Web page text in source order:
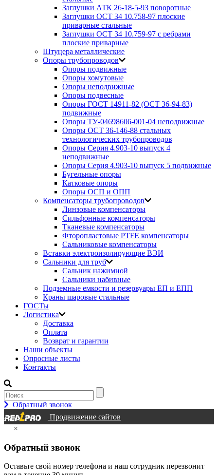
Заглушки АТК 26-18-5-93 поворотные
Заглушки ОСТ 34 10.758-97 плоские
приварные стальные
Заглушки ОСТ 34 10.759-97 с ребрами
плоские приварные
Штуцера металлические
Опоры трубопроводов
Опоры подвижные
Опоры хомутовые
Опоры неподвижные
Опоры подвесные
Опоры ГОСТ 14911-82 (ОСТ 36-94-83)
подвижные
Опоры ТУ-04698606-001-04 неподвижные
Опоры ОСТ 36-146-88 стальных
технологических трубопроводов
Опоры Серия 4.903-10 выпуск 4
неподвижные
Опоры Серия 4.903-10 выпуск 5 подвижные
Бугельные опоры
Катковые опоры
Опоры ОСП и ОПП
Компенсаторы трубопроводов
Линзовые компенсаторы
Сильфонные компенсаторы
Тканевые компенсаторы
Фторопластовые PTFE компенсаторы
Сальниковые компенсаторы
Вставки электроизолирующие ВЭИ
Сальники для труб
Сальник нажимной
Сальники набивные
Подземные емкости и резервуары ЕП и ЕПП
Краны шаровые стальные
ГОСТы
Логистика
Доставка
Оплата
Возврат и гарантии
Наши объекты
Опросные листы
Контакты
Обратный звонок
Продвижение сайтов
×
Обратный звонок
Оставьте свой номер телефона и наш сотрудник перезвонит